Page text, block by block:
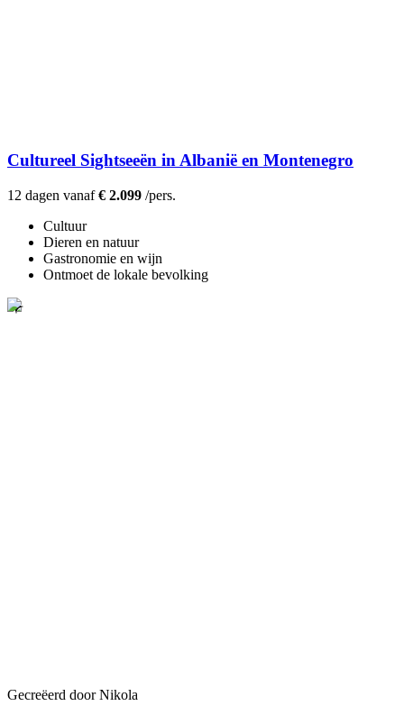
Cultureel Sightseeën in Albanië en Montenegro
12 dagen vanaf€ 2.099 /pers.
Cultuur
Dieren en natuur
Gastronomie en wijn
Ontmoet de lokale bevolking
Gecreëerd door Nikola